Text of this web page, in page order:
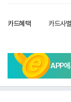
카드혜택 카드사
APP